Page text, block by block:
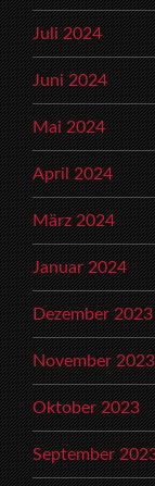
Juli 2024
Juni 2024
Mai 2024
April 2024
März 2024
Januar 2024
Dezember 2023
November 2023
Oktober 2023
September